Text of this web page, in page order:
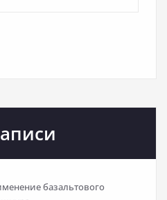
базальтового